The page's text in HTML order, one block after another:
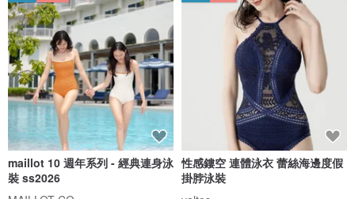
maillot 10 週年系列 - 經典連身泳
裝 ss2026
性感鏤空 連體泳衣 蕾絲海邊度假
掛脖泳裝